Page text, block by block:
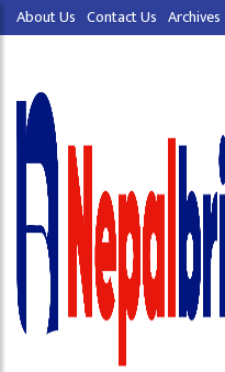
About Us Contact Us Archives